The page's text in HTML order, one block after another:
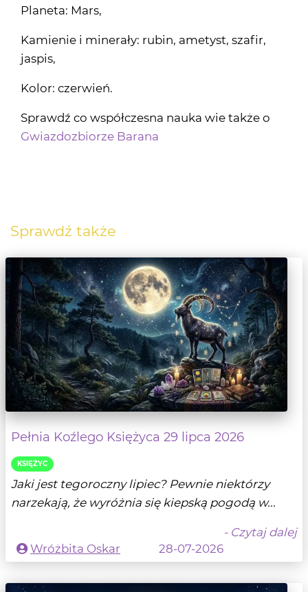
Planeta: Mars,
Kamienie i minerały: rubin, ametyst, szafir,
jaspis,
Kolor: czerwień.
Sprawdź co współczesna nauka wie także o
Gwiazdozbiorze Barana
Sprawdź także
Pełnia Koźlego Księżyca 29 lipca 2026
KSIĘŻYC
Jaki jest tegoroczny lipiec? Pewnie niektórzy
narzekają, że wyróżnia się kiepską pogodą w...
- Czytaj dalej
Wróżbita Oskar
28-07-2026